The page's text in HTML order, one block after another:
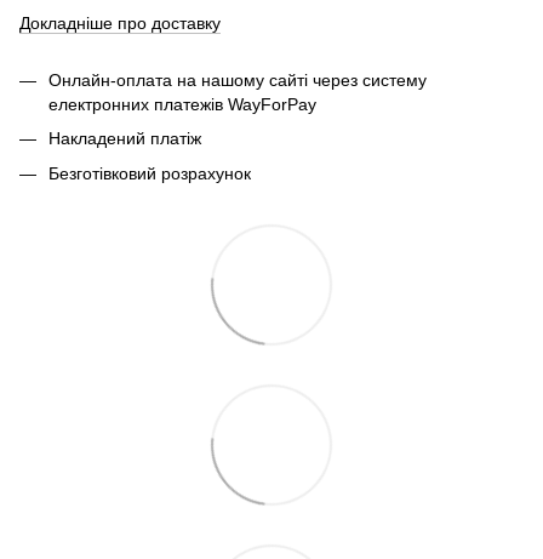
Докладніше про доставку
Онлайн-оплата на нашому сайті через систему
електронних платежів WayForPay
Накладений платіж
Безготівковий розрахунок